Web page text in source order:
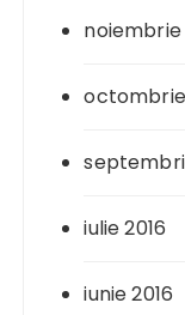
noiembrie
octombrie
iulie 2016
iunie 2016